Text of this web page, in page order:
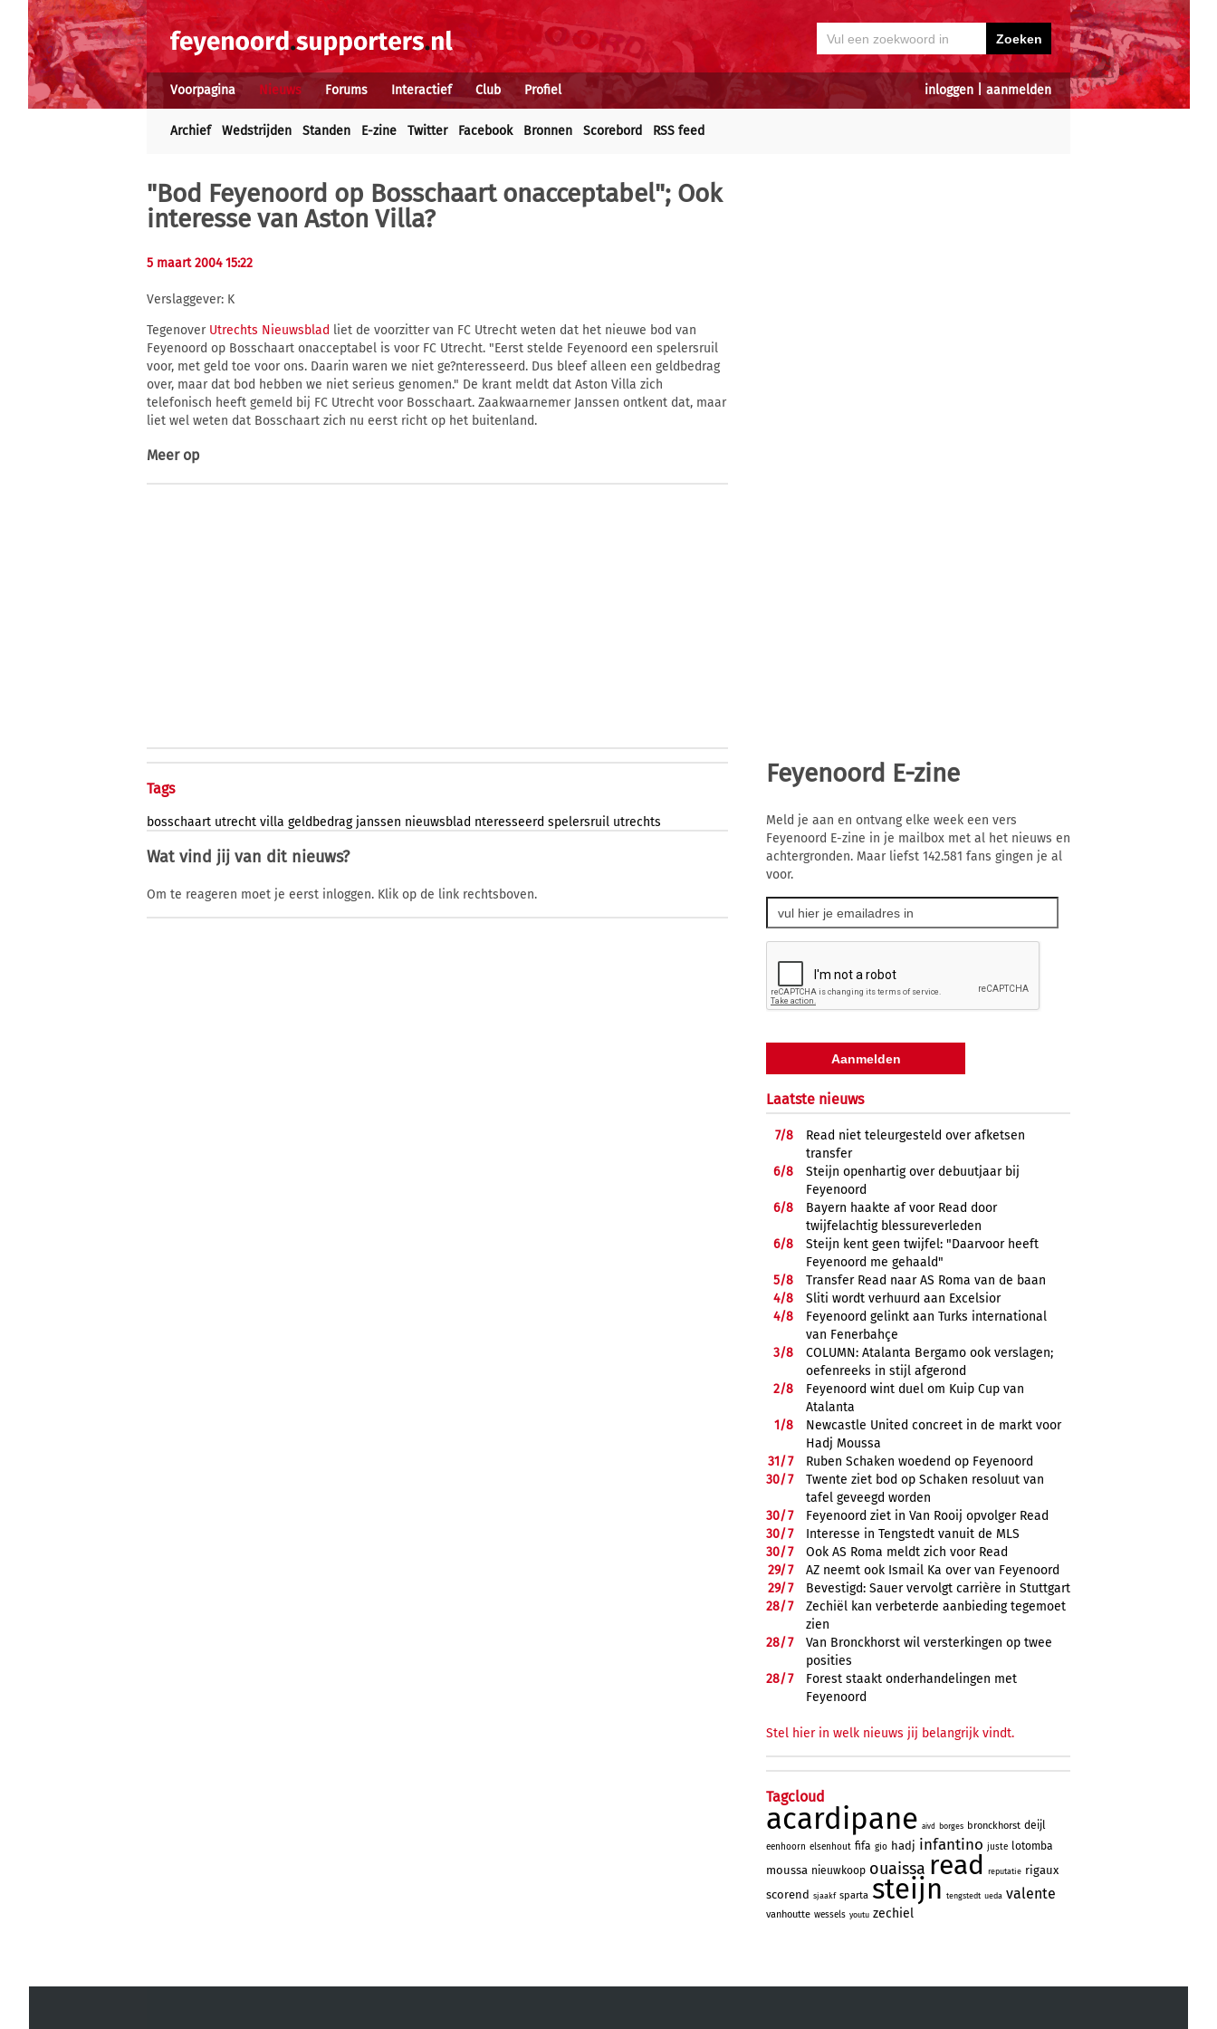
inloggen aanmelden
Voorpagina Nieuws Forums Interactief Club Profiel
Archief Wedstrijden Standen E-zine Twitter Facebook Bronnen Scorebord RSS feed
"Bod Feyenoord op Bosschaart onacceptabel"; Ook
interesse van Aston Villa?
5 maart 2004 15:22
Verslaggever: K
Tegenover Utrechts Nieuwsblad liet de voorzitter van FC Utrecht weten dat het nieuwe bod van
Feyenoord op Bosschaart onacceptabel is voor FC Utrecht. "Eerst stelde Feyenoord een spelersruil
voor, met geld toe voor ons. Daarin waren we niet ge?nteresseerd. Dus bleef alleen een geldbedrag
over, maar dat bod hebben we niet serieus genomen." De krant meldt dat Aston Villa zich
telefonisch heeft gemeld bij FC Utrecht voor Bosschaart. Zaakwaarnemer Janssen ontkent dat, maar
liet wel weten dat Bosschaart zich nu eerst richt op het buitenland.
Meer op
Tags
bosschaart utrecht villa geldbedrag janssen nieuwsblad nteresseerd spelersruil utrechts
Wat vind jij van dit nieuws?
Om te reageren moet je eerst inloggen. Klik op de link rechtsboven.
Feyenoord E-zine
Meld je aan en ontvang elke week een vers
Feyenoord E-zine in je mailbox met al het nieuws en
achtergronden. Maar liefst 142.581 fans gingen je al
voor.
Laatste nieuws
7/8
Read niet teleurgesteld over afketsen
transfer
6/8
Steijn openhartig over debuutjaar bij
Feyenoord
6/8
Bayern haakte af voor Read door
twijfelachtig blessureverleden
6/8
Steijn kent geen twijfel: "Daarvoor heeft
Feyenoord me gehaald"
5/8
Transfer Read naar AS Roma van de baan
4/8
Sliti wordt verhuurd aan Excelsior
4/8
Feyenoord gelinkt aan Turks international
van Fenerbahçe
3/8
COLUMN: Atalanta Bergamo ook verslagen;
oefenreeks in stijl afgerond
2/8
Feyenoord wint duel om Kuip Cup van
Atalanta
1/8
Newcastle United concreet in de markt voor
Hadj Moussa
31/7
Ruben Schaken woedend op Feyenoord
30/7
Twente ziet bod op Schaken resoluut van
tafel geveegd worden
30/7
Feyenoord ziet in Van Rooij opvolger Read
30/7
Interesse in Tengstedt vanuit de MLS
30/7
Ook AS Roma meldt zich voor Read
29/7
AZ neemt ook Ismail Ka over van Feyenoord
29/7
Bevestigd: Sauer vervolgt carrière in Stuttgart
28/7
Zechiël kan verbeterde aanbieding tegemoet
zien
28/7
Van Bronckhorst wil versterkingen op twee
posities
28/7
Forest staakt onderhandelingen met
Feyenoord
Stel hier in welk nieuws jij belangrijk vindt.
Tagcloud
acardipane aivd borges bronckhorst deijl
eenhoorn elsenhout fifa gio hadj infantino juste lotomba
moussa nieuwkoop ouaissa read reputatie rigaux
scorend sjaakf sparta steijn tengstedt ueda valente
vanhoutte wessels youtu zechiel